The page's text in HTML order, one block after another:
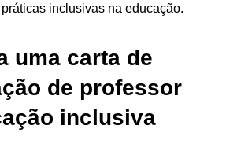
inclusivas na educação.
uma carta de
de professor
inclusiva